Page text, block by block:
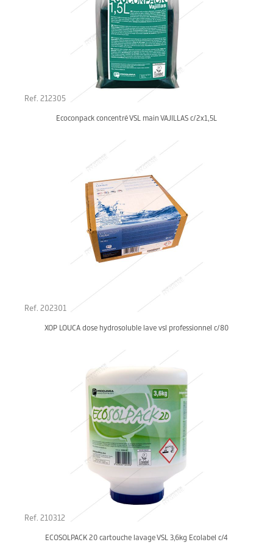
Ref. 212305
Ecoconpack concentré VSL main VAJILLAS c/2x1,5L
Ref. 202301
XOP LOUCA dose hydrosoluble lave vsl professionnel c/80
Ref. 210312
ECOSOLPACK 20 cartouche lavage VSL 3,6kg Ecolabel c/4